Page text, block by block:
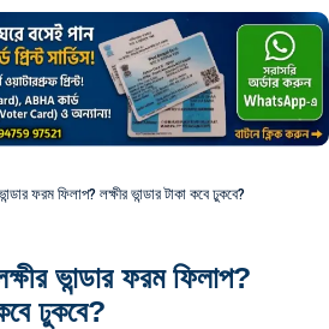
ফরম ফিলাপ? লক্ষীর ভান্ডার টাকা কবে ঢুকবে?
ভান্ডার ফরম ফিলাপ?
ঢুকবে?